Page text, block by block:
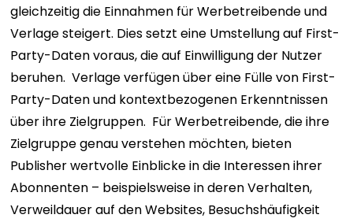
gleichzeitig die Einnahmen für Werbetreibende und
Verlage steigert. Dies setzt eine Umstellung auf First-
Party-Daten voraus, die auf Einwilligung der Nutzer
beruhen. Verlage verfügen über eine Fülle von First-
Party-Daten und kontextbezogenen Erkenntnissen
über ihre Zielgruppen. Für Werbetreibende, die ihre
Zielgruppe genau verstehen möchten, bieten
Publisher wertvolle Einblicke in die Interessen ihrer
Abonnenten – beispielsweise in deren Verhalten,
Verweildauer auf den Websites, Besuchshäufigkeit